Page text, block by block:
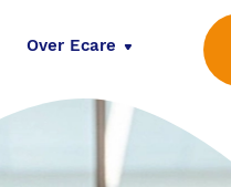
Over Ecare